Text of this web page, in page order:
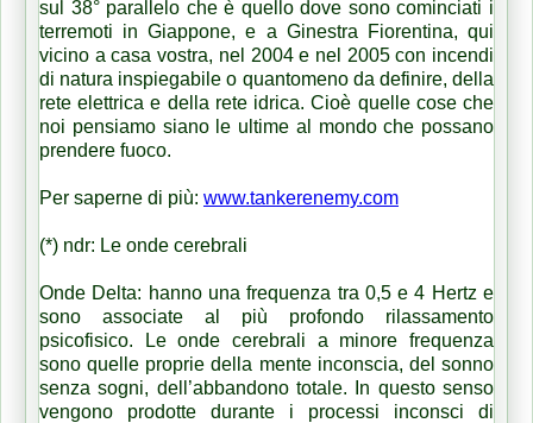
sul 38° parallelo che è quello dove sono cominciati i
terremoti in Giappone, e a Ginestra Fiorentina, qui
vicino a casa vostra, nel 2004 e nel 2005 con incendi
di natura inspiegabile o quantomeno da definire, della
rete elettrica e della rete idrica. Cioè quelle cose che
noi pensiamo siano le ultime al mondo che possano
prendere fuoco.
Per saperne di più: www.tankerenemy.com
(*) ndr: Le onde cerebrali
Onde Delta: hanno una frequenza tra 0,5 e 4 Hertz e
sono associate al più profondo rilassamento
psicofisico. Le onde cerebrali a minore frequenza
sono quelle proprie della mente inconscia, del sonno
senza sogni, dell’abbandono totale. In questo senso
vengono prodotte durante i processi inconsci di